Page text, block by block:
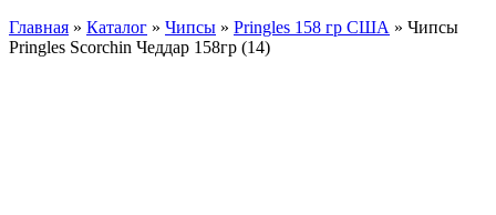
Главная » Каталог » Чипсы » Pringles 158 гр США » Чипсы
Pringles Scorchin Чеддар 158гр (14)